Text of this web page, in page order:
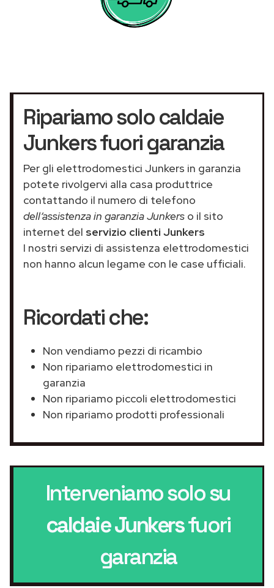
Ripariamo solo caldaie
Junkers fuori garanzia
Per gli elettrodomestici Junkers in garanzia
potete rivolgervi alla casa produttrice
contattando il numero di telefono
dell’assistenza in garanzia Junkers o il sito
internet del servizio clienti Junkers
I nostri servizi di assistenza elettrodomestici
non hanno alcun legame con le case ufficiali.
Ricordati che:
Non vendiamo pezzi di ricambio
Non ripariamo elettrodomestici in
garanzia
Non ripariamo piccoli elettrodomestici
Non ripariamo prodotti professionali
Interveniamo solo su
caldaie Junkersfuori
garanzia